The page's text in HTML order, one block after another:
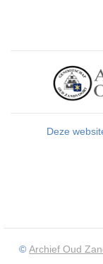
Deze
© Archief Oud